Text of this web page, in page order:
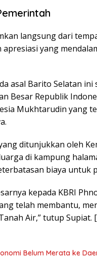
langsung dari
yang
asal Barito Selatan ini
Besar Republik
Mukhtarudin yang
ditunjukkan oleh
di kampung
biaya untuk
kepada KBRI
telah membantu,
Air,” tutup Supiat.
Belum Merata ke